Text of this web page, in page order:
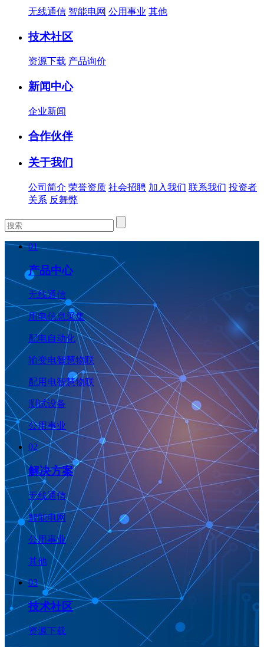
无线通信 智能电网 公用事业 其他
技术社区
资源下载 产品询价
新闻中心
企业新闻
合作伙伴
关于我们
公司简介 荣誉资质 社会招聘 加入我们 联系我们 投资者
关系 反舞弊
01
产品中心
无线通信
用电信息采集
配电自动化
输变电智慧物联
配用电智慧物联
测试设备
公用事业
02
解决方案
无线通信
智能电网
公用事业
其他
03
技术社区
资源下载